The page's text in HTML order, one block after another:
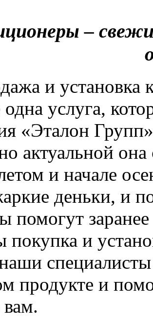
–
и установка
услуга,
«Эталон
актуальной она
и начале
деньки, и
помогут
и
специалисты
продукте и